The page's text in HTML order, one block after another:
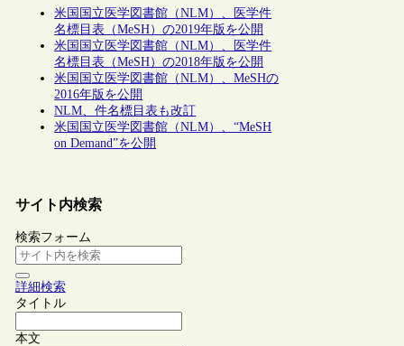
米国国立医学図書館（NLM）、医学件
名標目表（MeSH）の2019年版を公開
米国国立医学図書館（NLM）、医学件
名標目表（MeSH）の2018年版を公開
米国国立医学図書館（NLM）、MeSHの
2016年版を公開
NLM、件名標目表も改訂
米国国立医学図書館（NLM）、“MeSH
on Demand”を公開
サイト内検索
検索フォーム
詳細検索
タイトル
本文